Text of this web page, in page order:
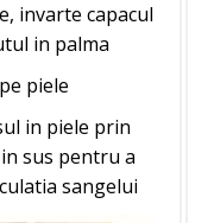
invarte capacul
in palma
piele
in piele prin
sus pentru a
sangelui